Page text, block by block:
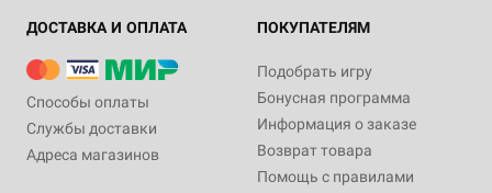
ДОСТАВКА И ОПЛАТА
Способы оплаты
Службы доставки
Адреса магазинов
ПОКУПАТЕЛЯМ
Подобрать игру
Бонусная программа
Информация о заказе
Возврат товара
Помощь с правилами